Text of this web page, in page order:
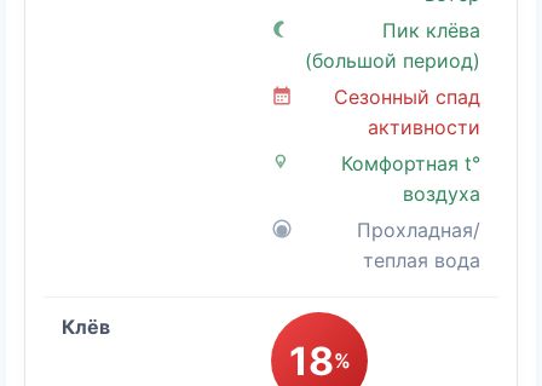
Пик клёва
(большой период)
Сезонный спад
активности
Комфортная t°
воздуха
Прохладная/
теплая вода
18%